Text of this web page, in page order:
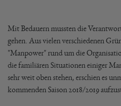
Mit Bedauern mussten die
gehen. Aus vielen verschiedenen
"Manpower" rund um die
die familiären Situationen einiger
sehr weit oben stehen, erschien es
kommenden Saison 2018/2019